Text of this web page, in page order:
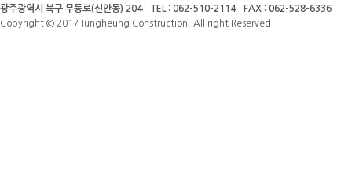
광주광역시 북구 무등로(신안동) 204 TEL : 062-510-2114
FAX : 062-528-6336
Copyright © 2017 Jungheung Construction. All right Reserved